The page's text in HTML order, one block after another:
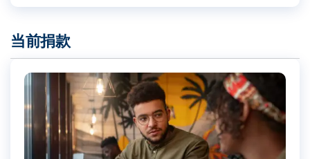
当前捐款